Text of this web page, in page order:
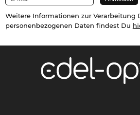
Weitere Informationen zur Verarbeitung
personenbezogenen Daten findest Du